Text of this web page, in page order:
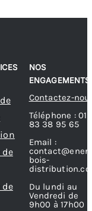
NOS
ENGAGEMENTS
Contactez-
Téléphone : 01
83 38 95 65
Email :
bois-
Du lundi au
Vendredi de
9h00 à 17h00